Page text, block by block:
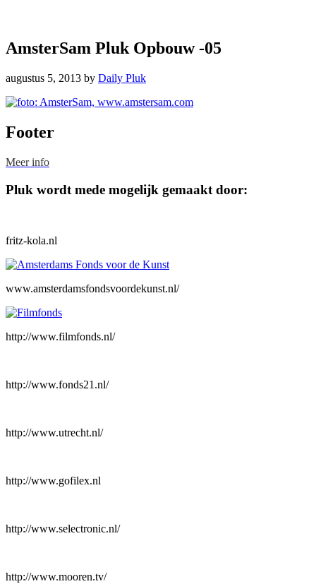
AmsterSam Pluk Opbouw -05
augustus 5, 2013 by Daily Pluk
Footer
Meer info
Pluk wordt mede mogelijk gemaakt door:
fritz-kola.nl
www.amsterdamsfondsvoordekunst.nl/
http://www.filmfonds.nl/
http://www.fonds21.nl/
http://www.utrecht.nl/
http://www.gofilex.nl
http://www.selectronic.nl/
http://www.mooren.tv/